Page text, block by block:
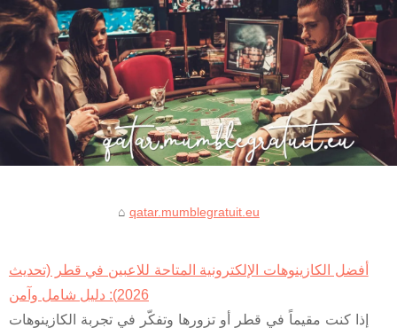
qatar.mumblegratuit.eu
أفضل الكازينوهات الإلكترونية المتاحة للاعبين في قطر (تحديث
2026): دليل شامل وآمن
إذا كنت مقيماً في قطر أو تزورها وتفكّر في تجربة الكازينوهات